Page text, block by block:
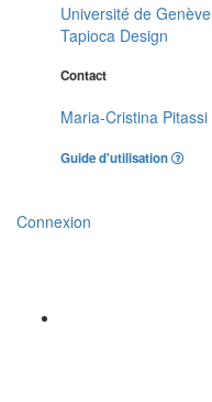
Université de Genève
Tapioca Design
Contact
Maria-Cristina Pitassi
Guide d'utilisation
Connexion